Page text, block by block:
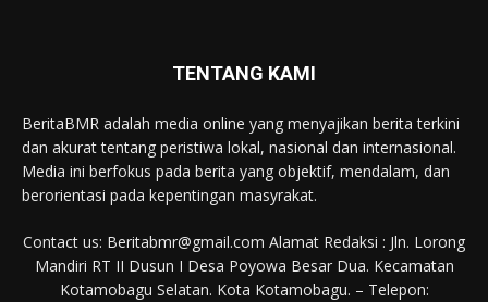
TENTANG KAMI
BeritaBMR adalah media online yang menyajikan berita terkini
dan akurat tentang peristiwa lokal, nasional dan internasional.
Media ini berfokus pada berita yang objektif, mendalam, dan
berorientasi pada kepentingan masyrakat.
Contact us: Beritabmr@gmail.com Alamat Redaksi : Jln. Lorong
Mandiri RT II Dusun I Desa Poyowa Besar Dua. Kecamatan
Kotamobagu Selatan. Kota Kotamobagu. – Telepon: